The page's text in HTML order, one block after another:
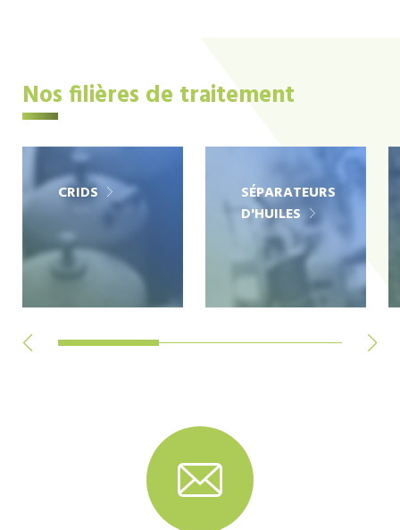
Nos filières de traitement
CRIDS
SÉPARATEURS
D'HUILES